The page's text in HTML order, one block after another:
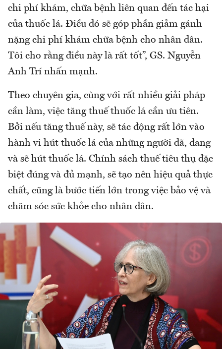
chi phí khám, chữa bệnh liên quan đến tác hại
của thuốc lá. Điều đó sẽ góp phần giảm gánh
nặng chi phí khám chữa bệnh cho nhân dân.
Tôi cho rằng điều này là rất tốt”, GS. Nguyễn
Anh Trí nhấn mạnh.
Theo chuyên gia, cùng với rất nhiều giải pháp
cần làm, việc tăng thuế thuốc lá cần ưu tiên.
Bởi nếu tăng thuế này, sẽ tác động rất lớn vào
hành vi hút thuốc lá của những người đã, đang
và sẽ hút thuốc lá. Chính sách thuế tiêu thụ đặc
biệt đúng và đủ mạnh, sẽ tạo nên hiệu quả thực
chất, cũng là bước tiến lớn trong việc bảo vệ và
chăm sóc sức khỏe cho nhân dân.